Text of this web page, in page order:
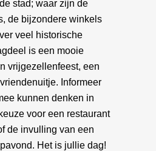
stad; waar zijn de
de bijzondere winkels
veel historische
is een mooie
vrijgezellenfeest, een
Informeer
kunnen denken in
voor een restaurant
de invulling van een
Het is jullie dag!